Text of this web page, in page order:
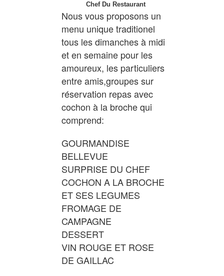
Chef Du Restaurant
Nous vous proposons un
menu unique traditionel
tous les dimanches à midi
et en semaine pour les
amoureux, les particuliers
entre amis,groupes sur
réservation repas avec
cochon à la broche qui
comprend:
GOURMANDISE
BELLEVUE
SURPRISE DU CHEF
COCHON A LA BROCHE
ET SES LEGUMES
FROMAGE DE
CAMPAGNE
DESSERT
VIN ROUGE ET ROSE
DE GAILLAC